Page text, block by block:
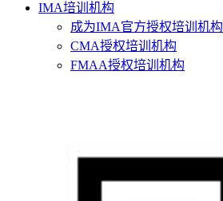
IMA培训机构
成为IMA官方授权培训机构
CMA授权培训机构
FMAA授权培训机构